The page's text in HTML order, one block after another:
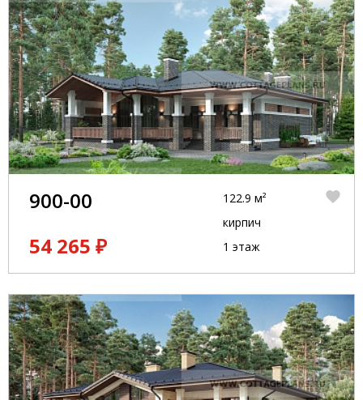
900-00
54 265 ₽
122.9 м²
кирпич
1 этаж